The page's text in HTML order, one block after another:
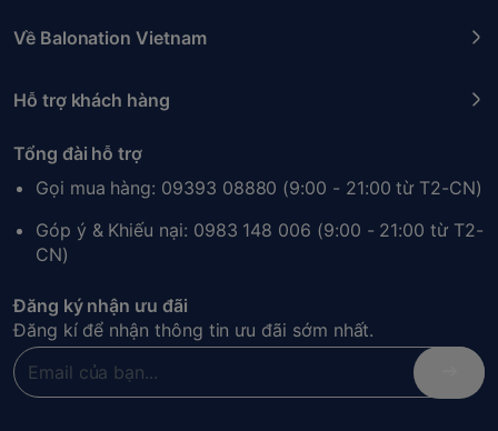
Về Balonation Vietnam
Hỗ trợ khách hàng
Tổng đài hỗ trợ
Gọi mua hàng: 09393 08880 (9:00 - 21:00 từ T2-CN)
Góp ý & Khiếu nại: 0983 148 006 (9:00 - 21:00 từ T2-
CN)
Đăng ký nhận ưu đãi
Đăng kí để nhận thông tin ưu đãi sớm nhất.